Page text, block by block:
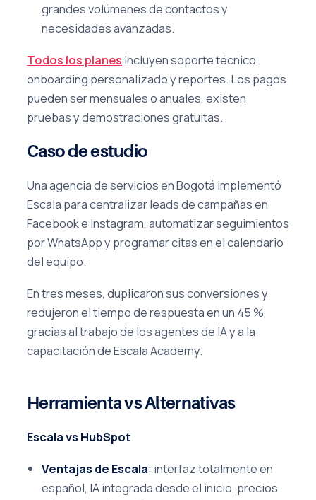
grandes volúmenes de contactos y
necesidades avanzadas.
Todos los planes incluyen soporte técnico,
onboarding personalizado y reportes. Los pagos
pueden ser mensuales o anuales, existen
pruebas y demostraciones gratuitas.
Caso de estudio
Una agencia de servicios en Bogotá implementó
Escala para centralizar leads de campañas en
Facebook e Instagram, automatizar seguimientos
por WhatsApp y programar citas en el calendario
del equipo.
En tres meses, duplicaron sus conversiones y
redujeron el tiempo de respuesta en un 45 %,
gracias al trabajo de los agentes de IA y a la
capacitación de Escala Academy.
Herramienta vs Alternativas
Escala vs HubSpot
Ventajas de Escala: interfaz totalmente en
español, IA integrada desde el inicio, precios